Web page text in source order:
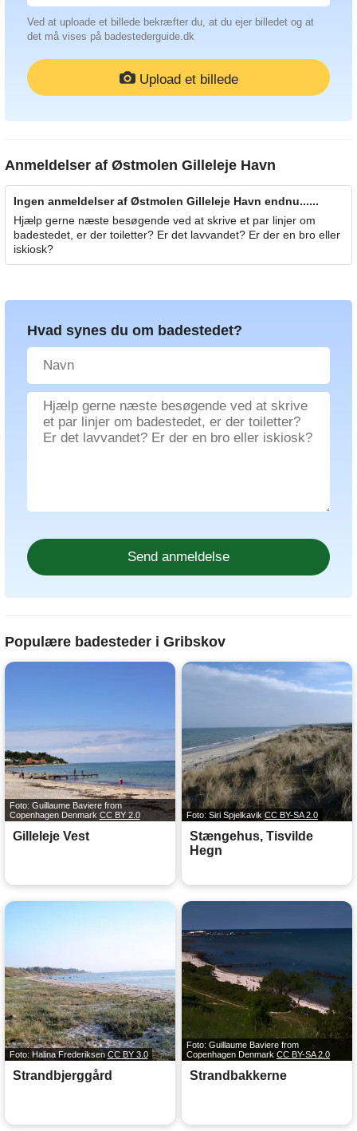
Ved at uploade et billede bekræfter du, at du ejer billedet og at
det må vises på badestederguide.dk
Upload et billede
Anmeldelser af Østmolen Gilleleje Havn
Ingen anmeldelser af Østmolen Gilleleje Havn endnu......
Hjælp gerne næste besøgende ved at skrive et par linjer om
badestedet, er der toiletter? Er det lavvandet? Er der en bro eller
iskiosk?
Hvad synes du om badestedet?
Populære badesteder i Gribskov
Foto: Guillaume Baviere from
Copenhagen Denmark CC BY 2.0
Gilleleje Vest
Foto: Siri Spjelkavik CC BY-SA 2.0
Stængehus, Tisvilde
Hegn
Foto: Halina Frederiksen CC BY 3.0
Strandbjerggård
Foto: Guillaume Baviere from
Copenhagen Denmark CC BY-SA 2.0
Strandbakkerne